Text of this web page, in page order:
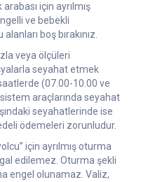
için ayrılmış
ve bebekli
boş bırakınız.
veya ölçüleri
seyahat etmek
(07.00-10.00 ve
araçlarında seyahat
seyahatlerinde ise
ödemeleri zorunludur.
için ayrılmış oturma
edilemez. Oturma şekli
engel olunamaz. Valiz,